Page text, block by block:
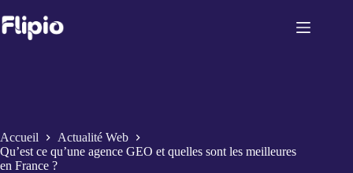
au
contenu
Accueil
Actualité Web
Qu’est ce qu’une agence GEO et quelles sont les meilleures
en France ?